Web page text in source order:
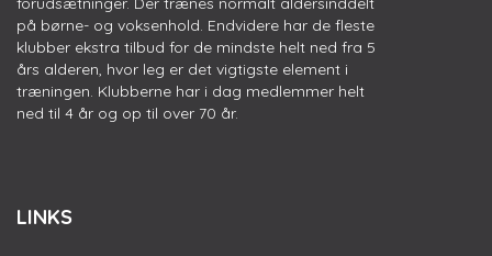
på børne- og voksenhold. Endvidere har de fleste
klubber ekstra tilbud for de mindste helt ned fra 5
års alderen, hvor leg er det vigtigste element i
træningen. Klubberne har i dag medlemmer helt
ned til 4 år og op til over 70 år.
LINKS